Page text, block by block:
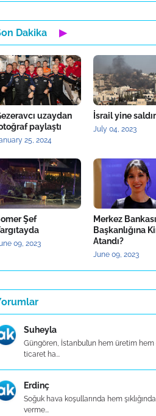
Dakika ▶
uzaydan
paylaştı
25, 2024
İsrail yine
July 04, 2023
Şef
09, 2023
Merkez Bankası
Başkanlığına
Atandı?
June 09, 2023
Suheyla
Güngören, İstanbul’un hem üretim hem
ticaret ha...
Erdinç
Soğuk hava koşullarında hem
verme...